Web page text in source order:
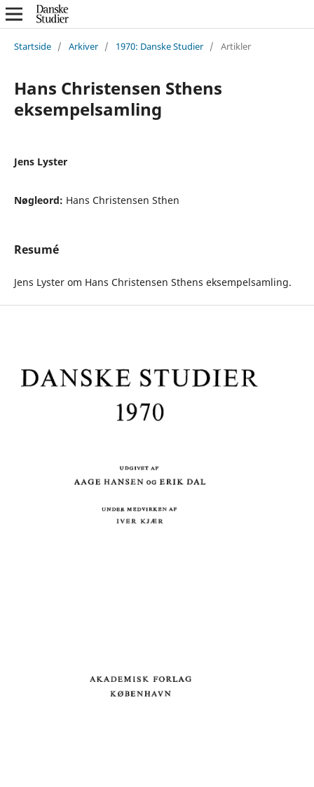
Startside / Arkiver / 1970: Danske Studier / Artikler
Hans Christensen Sthens
eksempelsamling
Jens Lyster
Nøgleord: Hans Christensen Sthen
Resumé
Jens Lyster om Hans Christensen Sthens eksempelsamling.